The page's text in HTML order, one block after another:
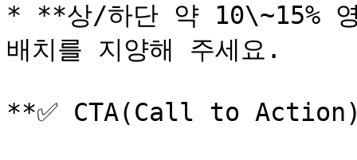
* **상/하단 약 10\~15% 영
배치를 지양해 주세요.
**✅ CTA(Call to